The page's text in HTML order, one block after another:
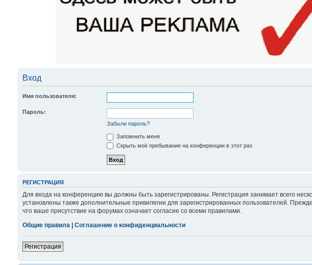
Вход
Имя пользователя:
Пароль:
Забыли пароль?
Запомнить меня
Скрыть моё пребывание на конференции в этот раз
РЕГИСТРАЦИЯ
Для входа на конференцию вы должны быть зарегистрированы. Регистрация занимает всего
установлены также дополнительные привилегии для зарегистрированных пользователей.
что ваше присутствие на форумах означает согласие со всеми правилами.
Общие правила | Соглашение о конфиденциальности
Регистрация